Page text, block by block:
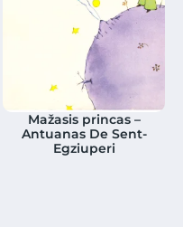
Mažasis princas –
Antuanas De Sent-
Egziuperi